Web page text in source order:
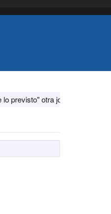
otra jornada de diálogo por